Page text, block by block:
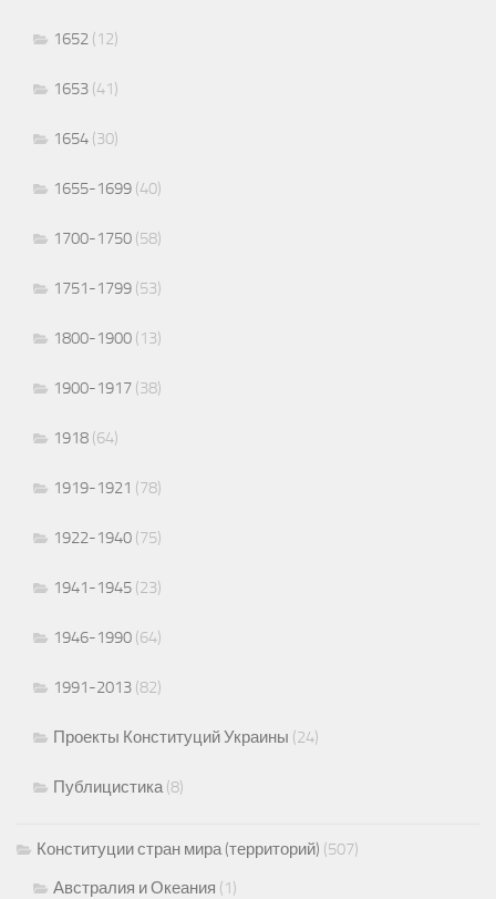
1652 (12)
1653 (41)
1654 (30)
1655-1699 (40)
1700-1750 (58)
1751-1799 (53)
1800-1900 (13)
1900-1917 (38)
1918 (64)
1919-1921 (78)
1922-1940 (75)
1941-1945 (23)
1946-1990 (64)
1991-2013 (82)
Проекты Конституций Украины (24)
Публицистика(8)
Конституции стран мира (территорий) (507)
Австралия и Океания (1)